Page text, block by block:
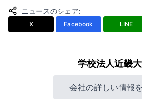
ニュースのシェア:
X Facebook LINE
学校法人近畿
会社の詳しい情報